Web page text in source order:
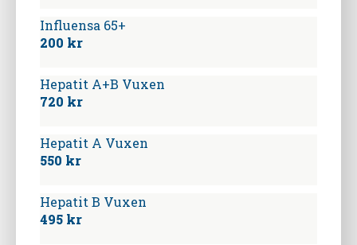
Influensa 65+
200 kr
Hepatit A+B Vuxen
720 kr
Hepatit A Vuxen
550 kr
Hepatit B Vuxen
495 kr